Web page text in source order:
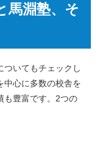
馬淵塾、そ
ついてもチェックし
中心に多数の校舎を
も豊富です。2つの